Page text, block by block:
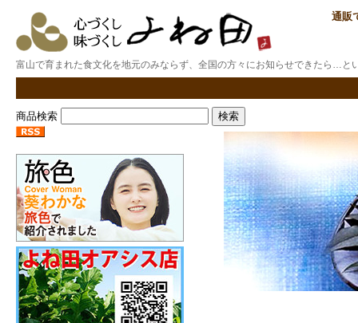
通販
富山で育まれた食文化を地元のみならず、全国の方々にお知らせできたら…と
商品検索